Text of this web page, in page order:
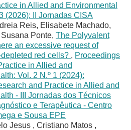
in Allied and Environmental
(2026): II Jornadas CISA
Reis, Elisabete Machado,
Ponte, The Polyvalent
an excessive request of
red cells? , Proceedings
in Allied and
Vol. 2 N.º 1 (2024):
and Practice in Allied and
- III Jornadas dos Técnicos
e Terapêutica - Centro
e Sousa EPE
Jesus , Cristiano Matos ,